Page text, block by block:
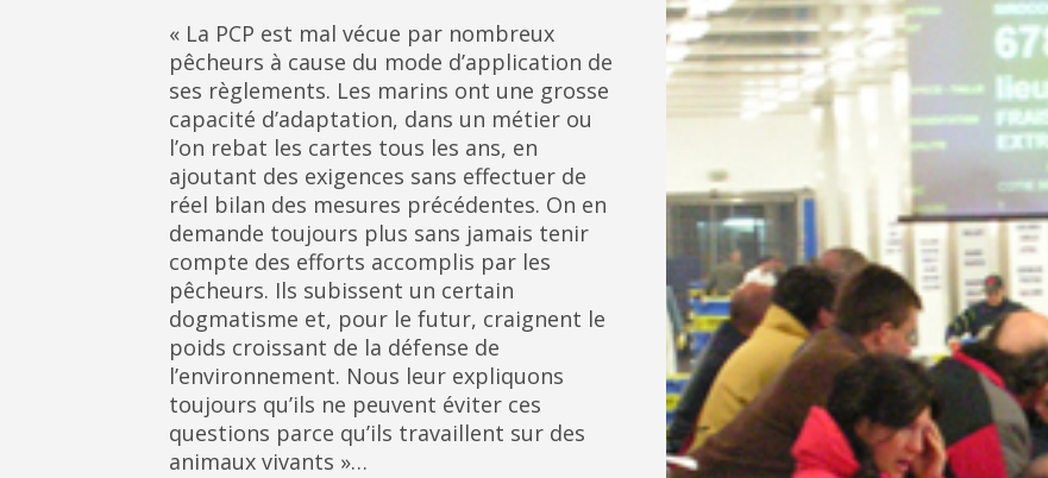
« La PCP est mal vécue par nombreux
pêcheurs à cause du mode d’application de
ses règlements. Les marins ont une grosse
capacité d’adaptation, dans un métier ou
l’on rebat les cartes tous les ans, en
ajoutant des exigences sans effectuer de
réel bilan des mesures précédentes. On en
demande toujours plus sans jamais tenir
compte des efforts accomplis par les
pêcheurs. Ils subissent un certain
dogmatisme et, pour le futur, craignent le
poids croissant de la défense de
l’environnement. Nous leur expliquons
toujours qu’ils ne peuvent éviter ces
questions parce qu’ils travaillent sur des
animaux vivants »…